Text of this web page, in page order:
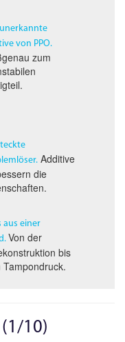
unerkannte
von PPO.
zum
Additive
die
aus einer
Von der
bis
Tampondruck.
10)